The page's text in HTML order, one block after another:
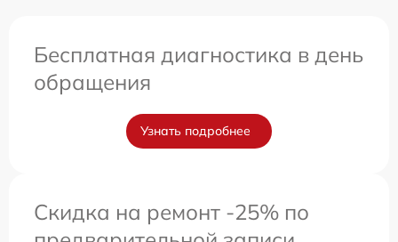
Бесплатная диагностика в день
обращения
Узнать подробнее
Скидка на ремонт -25% по